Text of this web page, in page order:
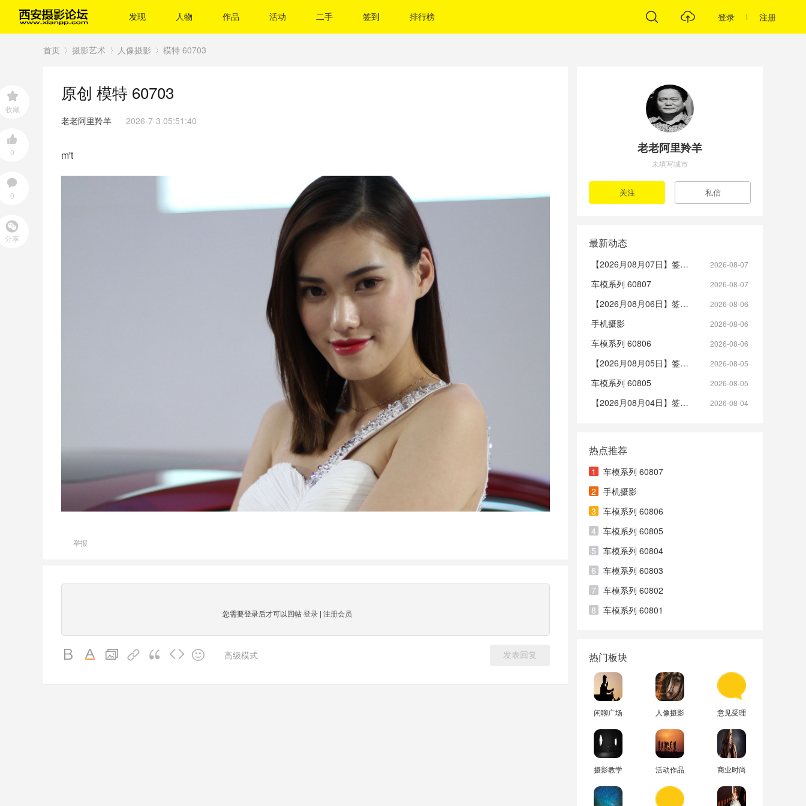
发现 人物 作品 活动 二手 签到 排行榜 登录 注册
首页
›
摄影艺术
›
人像摄影
›
模特 60703
收藏
0
0
分享
原创 模特 60703
老老阿里羚羊 2026-7-3 05:51:40
m't
举报
您需要登录后才可以回帖登录| 注册会员
高级模式 发表回复
老老阿里羚羊
未填写城市
最新动态
2026-08-07
【2026月08月07日】签到帖
2026-08-07
车模系列 60807
2026-08-06
【2026月08月06日】签到帖
2026-08-06
手机摄影
2026-08-06
车模系列 60806
2026-08-05
【2026月08月05日】签到帖
2026-08-05
车模系列 60805
2026-08-04
【2026月08月04日】签到帖
热点推荐
1
车模系列 60807
2
手机摄影
3
车模系列 60806
4
车模系列 60805
5
车模系列 60804
6
车模系列 60803
7
车模系列 60802
8
车模系列 60801
热门板块
闲聊广场 人像摄影 意见受理
摄影教学 活动作品 商业时尚